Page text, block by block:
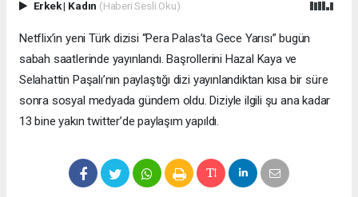
Erkek| Kadın (Haberi Sesli Oku)
Netflix’in yeni Türk dizisi “Pera Palas’ta Gece Yarısı” bugün
sabah saatlerinde yayınlandı. Başrollerini Hazal Kaya ve
Selahattin Paşalı’nın paylaştığı dizi yayınlandıktan kısa bir süre
sonra sosyal medyada gündem oldu. Diziyle ilgili şu ana kadar
13 bine yakın twitter’de paylaşım yapıldı.